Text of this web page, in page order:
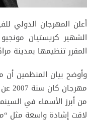
أعلن المهرجان الدولي
الشهير كريستيان
المقرر تنظيمها بمدينة مراكش ما بين 30
وأوضح بيان المنظمين أن
من أبرز الأسماء في
لاقت إشادة واسعة مثل “ما